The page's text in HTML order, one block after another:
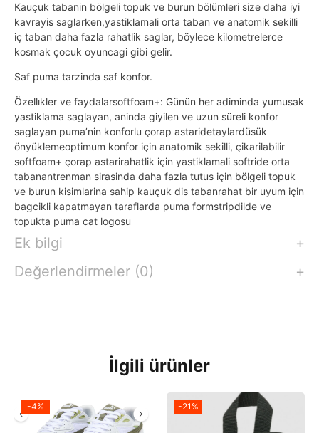
Kauçuk tabanin bölgeli topuk ve burun bölümleri size daha iyi
kavrayis saglarken,yastiklamali orta taban ve anatomik sekilli
iç taban daha fazla rahatlik saglar, böylece kilometrelerce
kosmak çocuk oyuncagi gibi gelir.
Saf puma tarzinda saf konfor.
Özellıkler ve faydalarsoftfoam+: Günün her adiminda yumusak
yastiklama saglayan, aninda giyilen ve uzun süreli konfor
saglayan puma’nin konforlu çorap astaridetaylardüsük
önyüklemeoptimum konfor için anatomik sekilli, çikarilabilir
softfoam+ çorap astarirahatlik için yastiklamali softride orta
tabanantrenman sirasinda daha fazla tutus için bölgeli topuk
ve burun kisimlarina sahip kauçuk dis tabanrahat bir uyum için
bagcikli kapatmayan taraflarda puma formstripdilde ve
topukta puma cat logosu
Ek bilgi
Değerlendirmeler (0)
İlgili ürünler
-4% -21%